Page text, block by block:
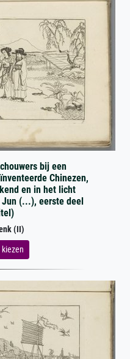
bij een
Chinezen,
en in het licht
Jun (...), eerste deel
(II)